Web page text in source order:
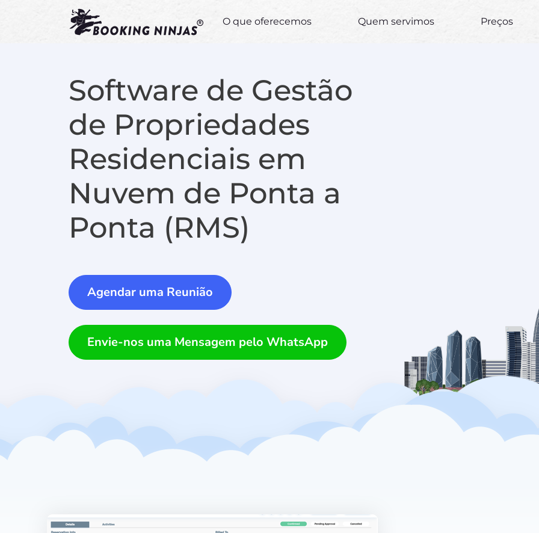
O que oferecemos Quem servimos Preços
Software de Gestão
de Propriedades
Residenciais em
Nuvem de Ponta a
Ponta (RMS)
Agendar uma Reunião
Envie-nos uma Mensagem pelo WhatsApp